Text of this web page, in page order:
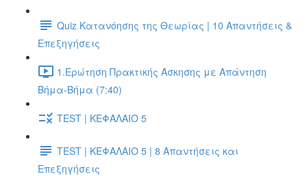
Quiz Κατανόησης της Θεωρίας | 10 Απαντήσεις &
Επεξηγήσεις
1.Ερώτηση Πρακτικής Άσκησης με Απάντηση
Βήμα-Βήμα (7:40)
TEST | ΚΕΦΑΛΑΙΟ 5
TEST | ΚΕΦΑΛΑΙΟ 5 | 8 Απαντήσεις και
Επεξηγήσεις